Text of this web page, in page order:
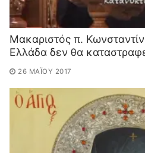
Μακαριστός π.
Ελλάδα δεν θα
26 ΜΑΪ́ΟΥ 2017